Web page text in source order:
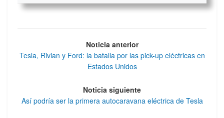
Noticia anterior
Tesla, Rivian y Ford: la batalla por las pick-up eléctricas en
Estados Unidos
Noticia siguiente
Así podría ser la primera autocaravana eléctrica de Tesla